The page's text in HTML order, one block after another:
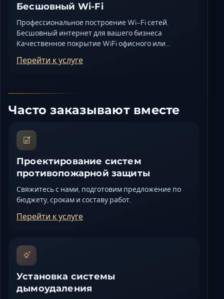
Бесшовный Wi-Fi
Профессиональное построение Wi-Fi сетей.
Бесшовный интернет для вашего бизнеса
Качественное покрытие WiFi офисного или…
Перейти к услуге
Часто заказывают вместе
Проектирование систем
противопожарной защиты
Свяжитесь с нами, подготовим предложение по
бюджету, срокам и составу работ.
Перейти к услуге
Установка системы
дымоудаления